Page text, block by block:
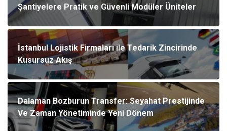
Şantiyelere Pratik ve Güvenli Modüler Üniteler
İstanbul Lojistik Firmaları ile Tedarik Zincirinde
Kusursuz Akış
Dalaman Bozburun Transfer: Seyahat Prestijinde
Ve Zaman Yönetiminde Yeni Dönem